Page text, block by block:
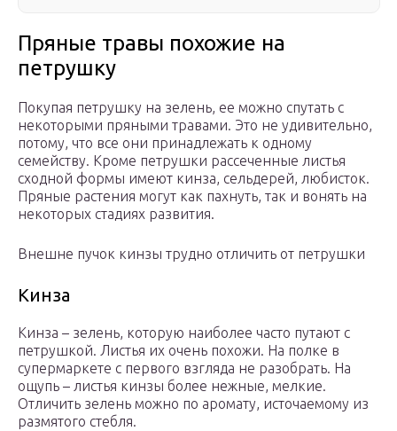
Пряные травы похожие на
петрушку
Покупая петрушку на зелень, ее можно спутать с
некоторыми пряными травами. Это не удивительно,
потому, что все они принадлежать к одному
семейству. Кроме петрушки рассеченные листья
сходной формы имеют кинза, сельдерей, любисток.
Пряные растения могут как пахнуть, так и вонять на
некоторых стадиях развития.
Внешне пучок кинзы трудно отличить от петрушки
Кинза
Кинза – зелень, которую наиболее часто путают с
петрушкой. Листья их очень похожи. На полке в
супермаркете с первого взгляда не разобрать. На
ощупь – листья кинзы более нежные, мелкие.
Отличить зелень можно по аромату, источаемому из
размятого стебля.